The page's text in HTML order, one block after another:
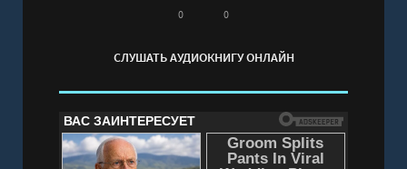
СЛУШАТЬ АУДИОКНИГУ ОНЛАЙН
0 0